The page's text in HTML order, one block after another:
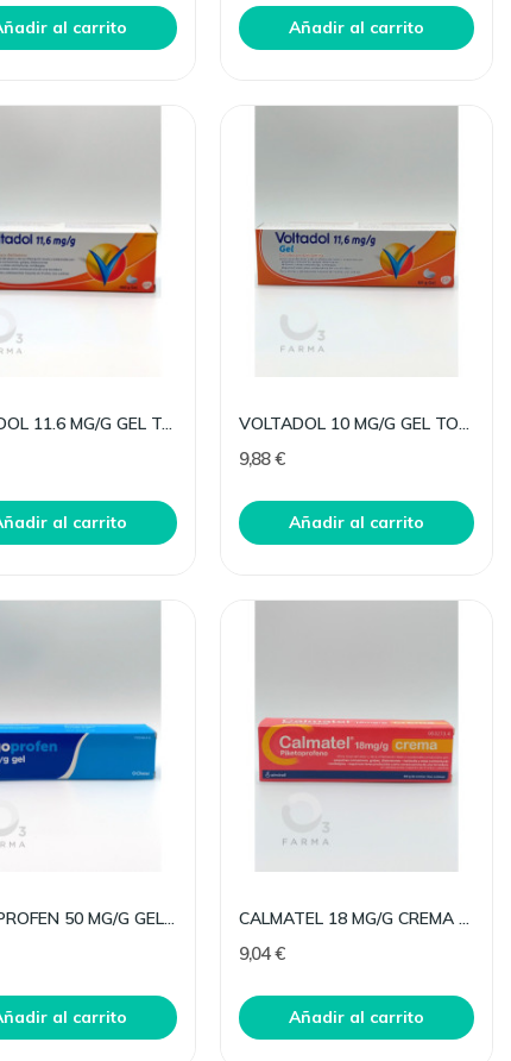
componente fundamental de nuestro
cuerpo y...
cuidar nuestra
de...
al carrito Añadir al carrito
VOLTADOL 11.6 MG/G GEL TOPICO 100 G
al carrito
VOLTADOL 10 MG/G GEL TOPICO 60 G
9,88 €
Añadir al carrito
FLOGOPROFEN 50 MG/G GEL TOPICO 100 G
al carrito
CALMATEL 18 MG/G CREMA 60 G
9,04 €
Añadir al carrito